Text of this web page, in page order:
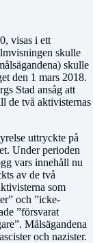
visas i ett
skulle
skulle
den 1 mars 2018.
Stad ansåg att
de två aktivisternas
uttryckte på
Under perioden
vars innehåll nu
av de två
som
och ”icke-
”försvarat
Målsägandena
och nazister.